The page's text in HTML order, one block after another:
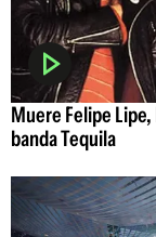
Muere Felipe
banda Tequila